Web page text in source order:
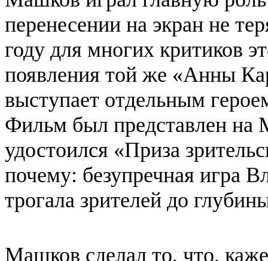
перенесении на экран не
году для многих критиков
появления той же «Анны
выступает отдельным
Фильм был представлен на
удостоился «Приза
почему: безупречная игра
трогала зрителей до
Машков сделал то, что,